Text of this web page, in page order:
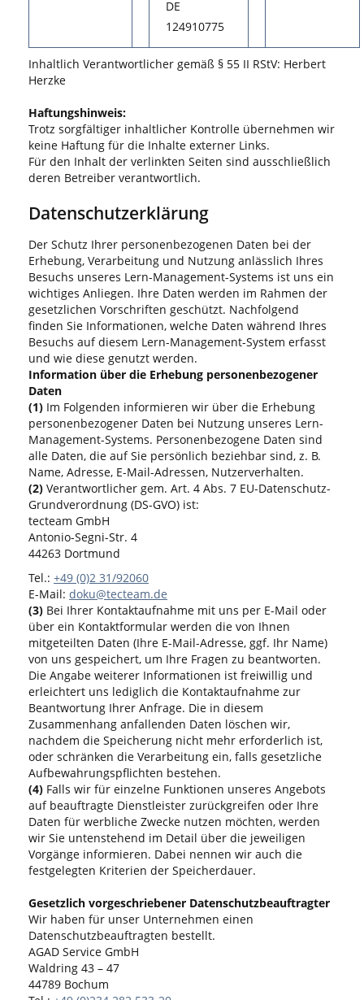
DE
124910775
Inhaltlich Verantwortlicher gemäß § 55 II RStV: Herbert
Herzke
Haftungshinweis:
Trotz sorgfältiger inhaltlicher Kontrolle übernehmen wir
keine Haftung für die Inhalte externer Links.
Für den Inhalt der verlinkten Seiten sind ausschließlich
deren Betreiber verantwortlich.
Datenschutzerklärung
Der Schutz Ihrer personenbezogenen Daten bei der
Erhebung, Verarbeitung und Nutzung anlässlich Ihres
Besuchs unseres Lern-Management-Systems ist uns ein
wichtiges Anliegen. Ihre Daten werden im Rahmen der
gesetzlichen Vorschriften geschützt. Nachfolgend
finden Sie Informationen, welche Daten während Ihres
Besuchs auf diesem Lern-Management-System erfasst
und wie diese genutzt werden.
Information über die Erhebung personenbezogener
Daten
(1) Im Folgenden informieren wir über die Erhebung
personenbezogener Daten bei Nutzung unseres Lern-
Management-Systems. Personenbezogene Daten sind
alle Daten, die auf Sie persönlich beziehbar sind, z. B.
Name, Adresse, E-Mail-Adressen, Nutzerverhalten.
(2) Verantwortlicher gem. Art. 4 Abs. 7 EU-Datenschutz-
Grundverordnung (DS-GVO) ist:
tecteam GmbH
Antonio-Segni-Str. 4
44263 Dortmund
Tel.: +49 (0)2 31/92060
E-Mail: doku@tecteam.de
(3) Bei Ihrer Kontaktaufnahme mit uns per E-Mail oder
über ein Kontaktformular werden die von Ihnen
mitgeteilten Daten (Ihre E-Mail-Adresse, ggf. Ihr Name)
von uns gespeichert, um Ihre Fragen zu beantworten.
Die Angabe weiterer Informationen ist freiwillig und
erleichtert uns lediglich die Kontaktaufnahme zur
Beantwortung Ihrer Anfrage. Die in diesem
Zusammenhang anfallenden Daten löschen wir,
nachdem die Speicherung nicht mehr erforderlich ist,
oder schränken die Verarbeitung ein, falls gesetzliche
Aufbewahrungspflichten bestehen.
(4) Falls wir für einzelne Funktionen unseres Angebots
auf beauftragte Dienstleister zurückgreifen oder Ihre
Daten für werbliche Zwecke nutzen möchten, werden
wir Sie untenstehend im Detail über die jeweiligen
Vorgänge informieren. Dabei nennen wir auch die
festgelegten Kriterien der Speicherdauer.
Gesetzlich vorgeschriebener Datenschutzbeauftragter
Wir haben für unser Unternehmen einen
Datenschutzbeauftragten bestellt.
AGAD Service GmbH
Waldring 43 – 47
44789 Bochum